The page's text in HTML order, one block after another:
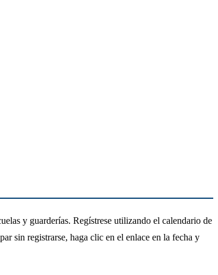
y guarderías. Regístrese utilizando el calendario de
sin registrarse, haga clic en el enlace en la fecha y